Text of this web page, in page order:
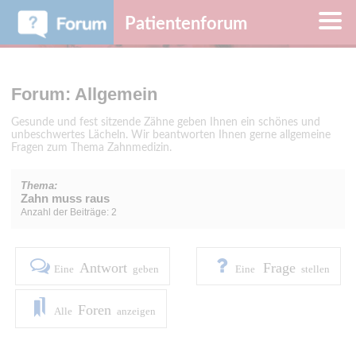
Patientenforum
Forum: Allgemein
Gesunde und fest sitzende Zähne geben Ihnen ein schönes und
unbeschwertes Lächeln. Wir beantworten Ihnen gerne allgemeine
Fragen zum Thema Zahnmedizin.
Thema:
Zahn muss raus
Anzahl der Beiträge: 2
Eine Antwort geben Eine Frage stellen
Alle Foren anzeigen